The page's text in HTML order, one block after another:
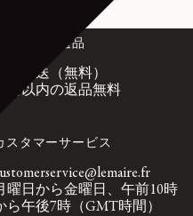
国際配送と返品
通常配送（無料）
14日以内の返品無料
スタマーサービス
曜日から金曜日、午前10時
ら午後7時（GMT時間）